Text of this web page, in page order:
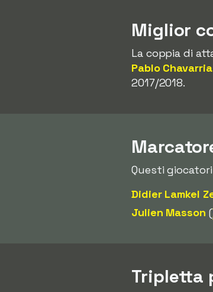
Miglior
La coppia di
Pablo Chavarria
2017/2018.
Questi
Didier Lamkel
Julien Masson (
Tripletta